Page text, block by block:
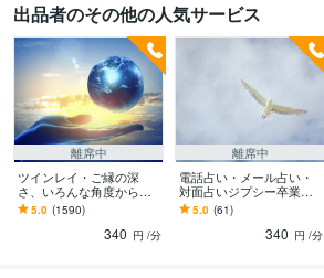
出品者のその他の人気サービス
離席中
ツインレイ・ご縁の深
さ、いろんな角度から鑑
定します 霊視チャネリン
グで寄り添い、メッセー
ジ伝えます！恋愛以外も
5.0 (1590)
340 円 /分
離席中
電話占い・メール占い・
対面占いジプシー卒業で
きます 辞められない、心
配 、不安で占いしてしま
う…アドバイスします
5.0 (61)
340 円 /分